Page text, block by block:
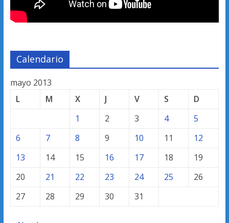
Calendario
mayo 2013
L
M X J V S
D
1
2 3 4
5
6
7 8 9 10 11
12
13
14 15 16 17 18
19
20
21 22 23 24 25
26
27
28 29 30 31